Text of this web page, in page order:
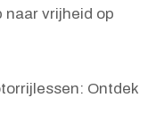
naar vrijheid op
Ontdek